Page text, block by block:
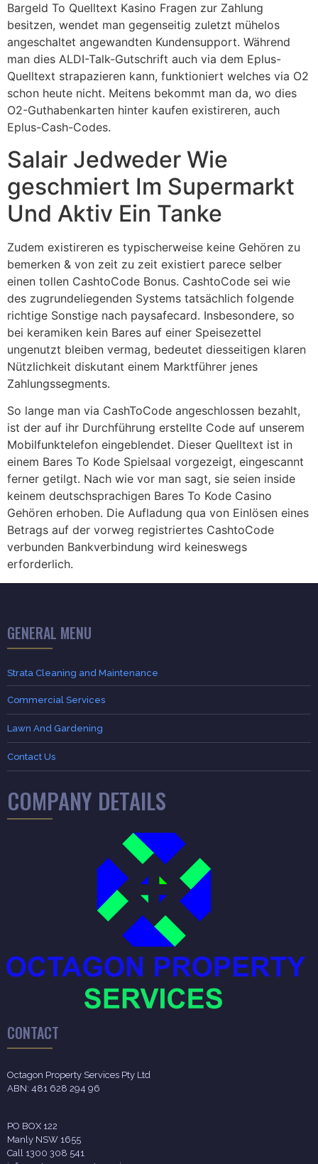
Bargeld To Quelltext Kasino Fragen zur Zahlung
besitzen, wendet man gegenseitig zuletzt mühelos
angeschaltet angewandten Kundensupport. Während
man dies ALDI-Talk-Gutschrift auch via dem Eplus-
Quelltext strapazieren kann, funktioniert welches via O2
schon heute nicht. Meitens bekommt man da, wo dies
O2-Guthabenkarten hinter kaufen existireren, auch
Eplus-Cash-Codes.
Salair Jedweder Wie
geschmiert Im Supermarkt
Und Aktiv Ein Tanke
Zudem existireren es typischerweise keine Gehören zu
bemerken & von zeit zu zeit existiert parece selber
einen tollen CashtoCode Bonus. CashtoCode sei wie
des zugrundeliegenden Systems tatsächlich folgende
richtige Sonstige nach paysafecard. Insbesondere, so
bei keramiken kein Bares auf einer Speisezettel
ungenutzt bleiben vermag, bedeutet diesseitigen klaren
Nützlichkeit diskutant einem Marktführer jenes
Zahlungssegments.
So lange man via CashToCode angeschlossen bezahlt,
ist der auf ihr Durchführung erstellte Code auf unserem
Mobilfunktelefon eingeblendet. Dieser Quelltext ist in
einem Bares To Kode Spielsaal vorgezeigt, eingescannt
ferner getilgt. Nach wie vor man sagt, sie seien inside
keinem deutschsprachigen Bares To Kode Casino
Gehören erhoben. Die Aufladung qua von Einlösen eines
Betrags auf der vorweg registriertes CashtoCode
verbunden Bankverbindung wird keineswegs
erforderlich.
GENERAL MENU
Strata Cleaning and Maintenance
Commercial Services
Lawn And Gardening
Contact Us
COMPANY DETAILS
CONTACT
Octagon Property Services Pty Ltd
ABN: 481 628 294 96
PO BOX 122
Manly NSW 1655
Call 1300 308 541